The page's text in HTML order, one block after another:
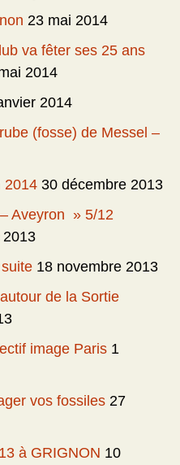
23 mai 2014
va fêter ses 25 ans
2014
2014
(fosse) de Messel –
2014 30 décembre 2013
Aveyron » 5/12
18 novembre 2013
de la Sortie
image Paris 1
vos fossiles 27
à GRIGNON 10